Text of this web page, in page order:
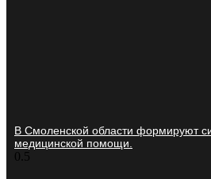
В Смоленской области формируют
медицинской помощи.